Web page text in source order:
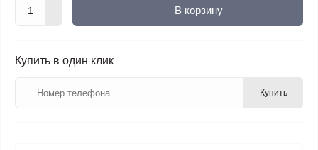
В корзину
Купить в один клик
Купить